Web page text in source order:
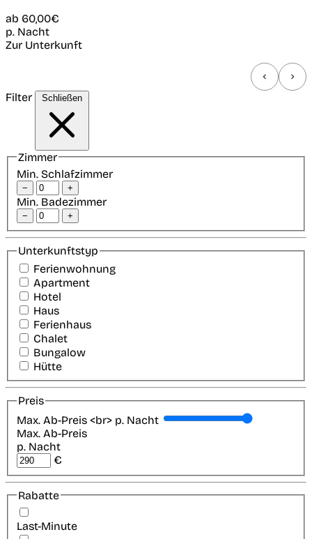
ab 60,00€
p. Nacht
Zur Unterkunft
Filter Schließen
Zimmer
Min. Schlafzimmer
− +
Min. Badezimmer
− +
Unterkunftstyp
Ferienwohnung
Apartment
Hotel
Haus
Ferienhaus
Chalet
Bungalow
Hütte
Preis
Max. Ab-Preis <br> p. Nacht
Max. Ab-Preis
p. Nacht
€
Rabatte
Last-Minute